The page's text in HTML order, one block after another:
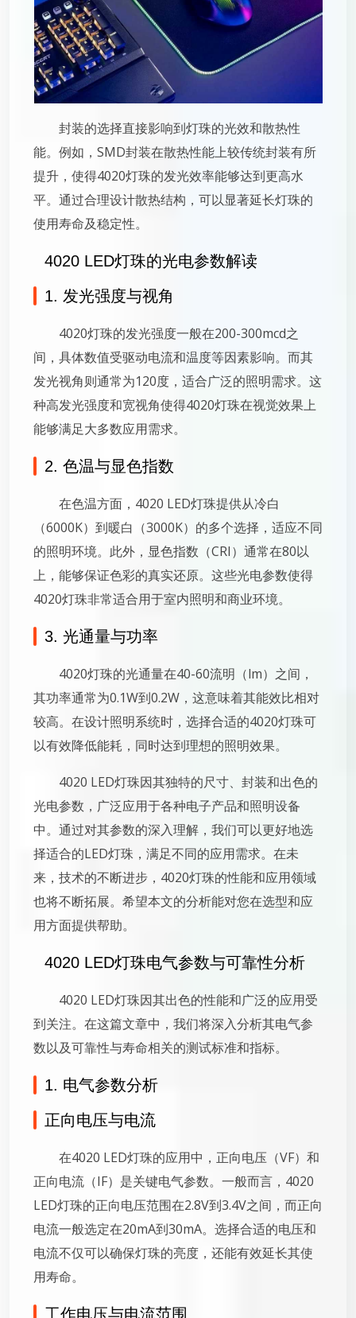
封装的选择直接影响到灯珠的光效和散热性
能。例如，SMD封装在散热性能上较传统封装有所
提升，使得4020灯珠的发光效率能够达到更高水
平。通过合理设计散热结构，可以显著延长灯珠的
使用寿命及稳定性。
4020 LED灯珠的光电参数解读
1. 发光强度与视角
4020灯珠的发光强度一般在200-300mcd之
间，具体数值受驱动电流和温度等因素影响。而其
发光视角则通常为120度，适合广泛的照明需求。这
种高发光强度和宽视角使得4020灯珠在视觉效果上
能够满足大多数应用需求。
2. 色温与显色指数
在色温方面，4020 LED灯珠提供从冷白
（6000K）到暖白（3000K）的多个选择，适应不同
的照明环境。此外，显色指数（CRI）通常在80以
上，能够保证色彩的真实还原。这些光电参数使得
4020灯珠非常适合用于室内照明和商业环境。
3. 光通量与功率
4020灯珠的光通量在40-60流明（lm）之间，
其功率通常为0.1W到0.2W，这意味着其能效比相对
较高。在设计照明系统时，选择合适的4020灯珠可
以有效降低能耗，同时达到理想的照明效果。
4020 LED灯珠因其独特的尺寸、封装和出色的
光电参数，广泛应用于各种电子产品和照明设备
中。通过对其参数的深入理解，我们可以更好地选
择适合的LED灯珠，满足不同的应用需求。在未
来，技术的不断进步，4020灯珠的性能和应用领域
也将不断拓展。希望本文的分析能对您在选型和应
用方面提供帮助。
4020 LED灯珠电气参数与可靠性分析
4020 LED灯珠因其出色的性能和广泛的应用受
到关注。在这篇文章中，我们将深入分析其电气参
数以及可靠性与寿命相关的测试标准和指标。
1. 电气参数分析
正向电压与电流
在4020 LED灯珠的应用中，正向电压（VF）和
正向电流（IF）是关键电气参数。一般而言，4020
LED灯珠的正向电压范围在2.8V到3.4V之间，而正向
电流一般选定在20mA到30mA。选择合适的电压和
电流不仅可以确保灯珠的亮度，还能有效延长其使
用寿命。
工作电压与电流范围